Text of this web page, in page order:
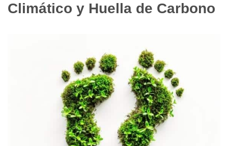
Climático y Huella de Carbono